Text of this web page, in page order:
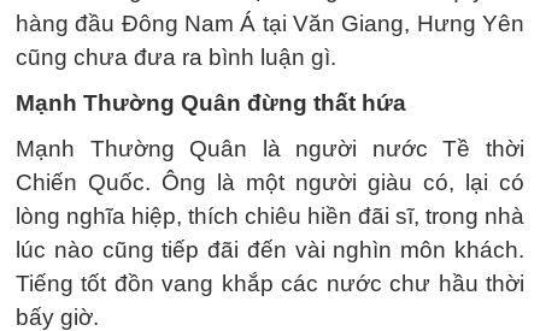
hàng đầu Đông Nam Á tại Văn Giang, Hưng Yên
cũng chưa đưa ra bình luận gì.
Mạnh Thường Quân đừng thất hứa
Mạnh Thường Quân là người nước Tề thời
Chiến Quốc. Ông là một người giàu có, lại có
lòng nghĩa hiệp, thích chiêu hiền đãi sĩ, trong nhà
lúc nào cũng tiếp đãi đến vài nghìn môn khách.
Tiếng tốt đồn vang khắp các nước chư hầu thời
bấy giờ.